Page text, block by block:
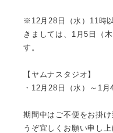
※12月28日（水）11時
きましては、1月5日（
す。
【ヤムナスタジオ】
・12月28日（水）～1月
期間中はご不便をお掛
うぞ宜しくお願い申し上